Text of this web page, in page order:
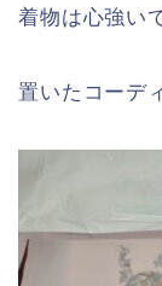
着物は心強い
置いたコーデ